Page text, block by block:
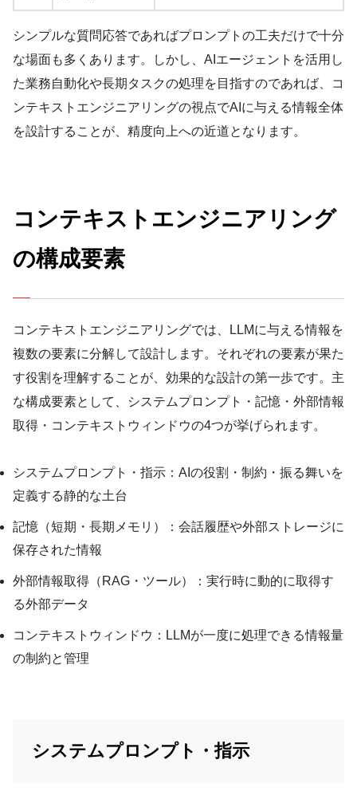
シンプルな質問応答であればプロンプトの工夫だけで十分
な場面も多くあります。しかし、AIエージェントを活用し
た業務自動化や長期タスクの処理を目指すのであれば、コ
ンテキストエンジニアリングの視点でAIに与える情報全体
を設計することが、精度向上への近道となります。
コンテキストエンジニアリング
の構成要素
コンテキストエンジニアリングでは、LLMに与える情報を
複数の要素に分解して設計します。それぞれの要素が果た
す役割を理解することが、効果的な設計の第一歩です。主
な構成要素として、システムプロンプト・記憶・外部情報
取得・コンテキストウィンドウの4つが挙げられます。
システムプロンプト・指示：AIの役割・制約・振る舞いを
定義する静的な土台
記憶（短期・長期メモリ）：会話履歴や外部ストレージに
保存された情報
外部情報取得（RAG・ツール）：実行時に動的に取得す
る外部データ
コンテキストウィンドウ：LLMが一度に処理できる情報量
の制約と管理
システムプロンプト・指示